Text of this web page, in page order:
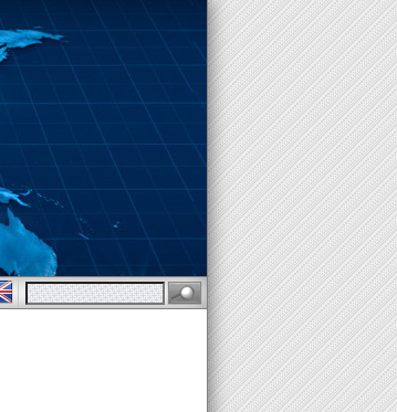
SOUDNÍ TLUMOČNÍK - COURT